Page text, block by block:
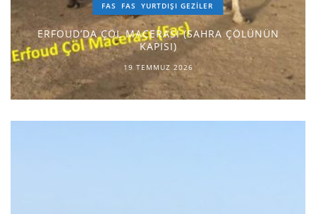
FAS FAS YURTDIŞI GEZILER
ERFOUD’DA ÇÖL MACERASI (SAHRA ÇÖLÜNÜN
KAPISI)
19 TEMMUZ 2026